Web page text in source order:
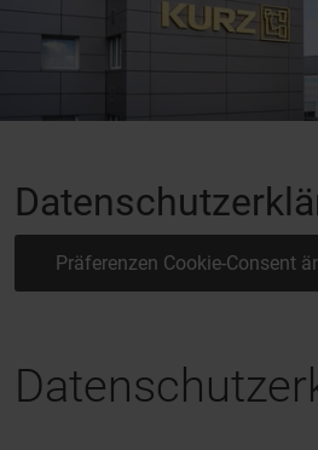
Präferenzen Cookie-Consent